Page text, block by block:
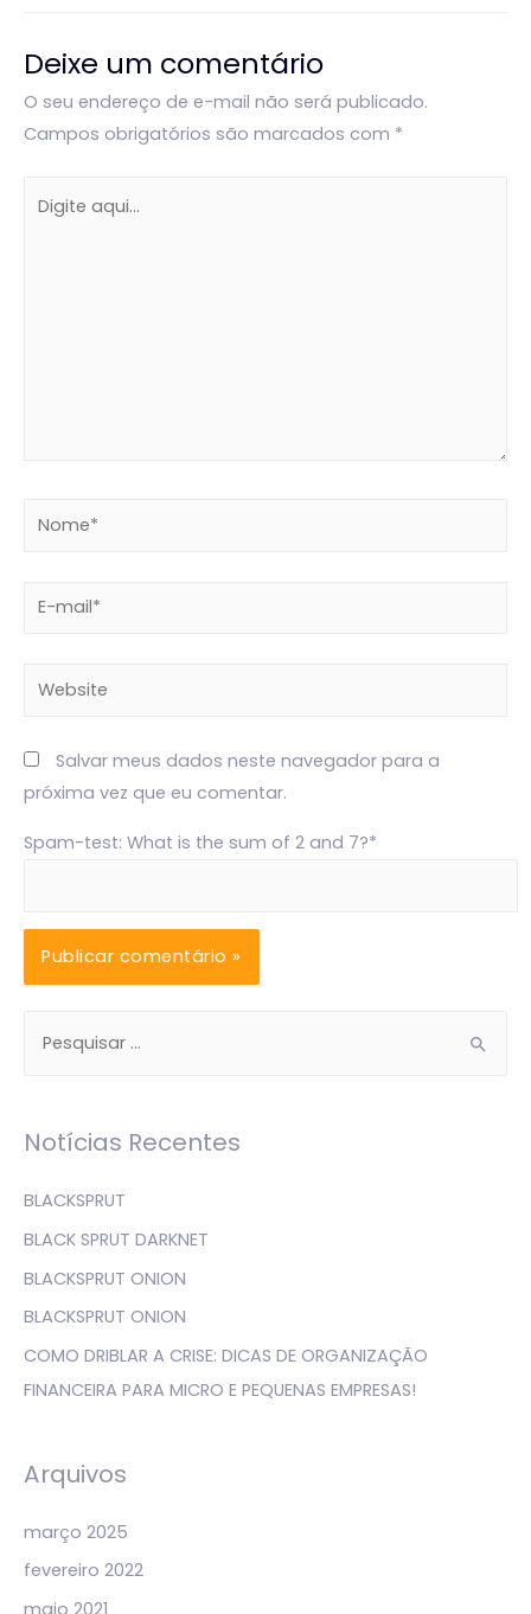
Deixe um comentário
O seu endereço de e-mail não será publicado.
Campos obrigatórios são marcados com *
aqui...
Nome*
E-
Website
Salvar meus dados neste navegador para a
próxima vez que eu comentar.
Spam-test: What is the sum of 2 and 7?*
q
i
s
a
Notícias Recentes
BLACKSPRUT
BLACK SPRUT DARKNET
BLACKSPRUT ONION
BLACKSPRUT ONION
COMO DRIBLAR A CRISE: DICAS DE ORGANIZAÇÃO
FINANCEIRA PARA MICRO E PEQUENAS EMPRESAS!
Arquivos
março 2025
fevereiro 2022